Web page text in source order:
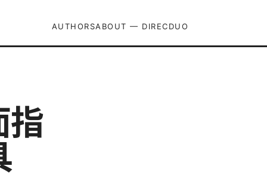
AUTHORSABOUT — DIRECDUO
指